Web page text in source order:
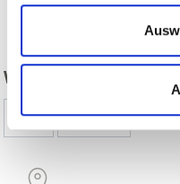
WAR DER INHALT
Ja
Nein